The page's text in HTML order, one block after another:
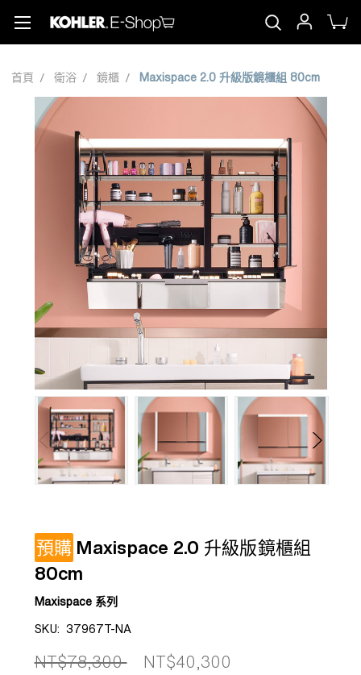
首頁 衛浴 鏡櫃 Maxispace 2.0 升級版鏡櫃組 80cm
預購 Maxispace 2.0 升級版鏡櫃組
80cm
Maxispace 系列
SKU: 37967T-NA
NT$78,300 NT$40,300